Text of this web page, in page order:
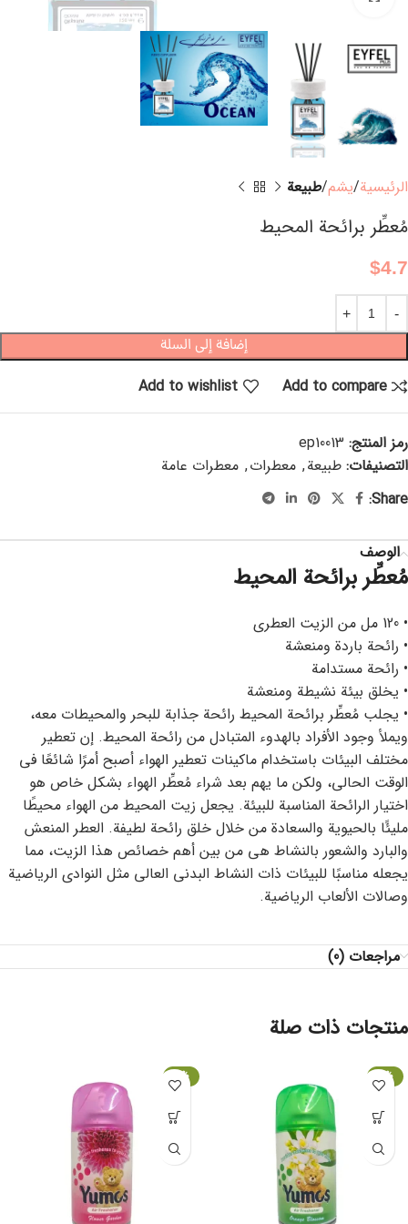
الرئيسية يشم طبيعة
مُعطِّر برائحة المحيط
$4.7
إضافة إلى السلة
Add to compare
Add to wishlist
رمز المنتج: ep10013
التصنيفات: طبيعة, معطرات, معطرات عامة
Share:
الوصف
مُعطِّر برائحة المحيط
• 120 مل من الزيت العطري
• رائحة باردة ومنعشة
• رائحة مستدامة
• يخلق بيئة نشيطة ومنعشة
• يجلب مُعطِّر برائحة المحيط رائحة جذابة للبحر والمحيطات معه،
ويملأ وجود الأفراد بالهدوء المتبادل من رائحة المحيط. إن تعطير
مختلف البيئات باستخدام ماكينات تعطير الهواء أصبح أمرًا شائعًا في
الوقت الحالي، ولكن ما يهم بعد شراء مُعطِّر الهواء بشكل خاص هو
اختيار الرائحة المناسبة للبيئة. يجعل زيت المحيط من الهواء محيطًا
مليئًا بالحيوية والسعادة من خلال خلق رائحة لطيفة. العطر المنعش
والبارد والشعور بالنشاط هي من بين أهم خصائص هذا الزيت، مما
يجعله مناسبًا للبيئات ذات النشاط البدني العالي مثل النوادي الرياضية
وصالات الألعاب الرياضية.
مراجعات (0)
منتجات ذات صلة
-6%
-6%